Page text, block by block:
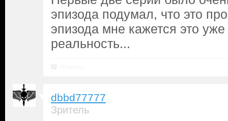
эпизода подумал, что это
эпизода мне кажется это
реальность...
dbbd77777
Зритель